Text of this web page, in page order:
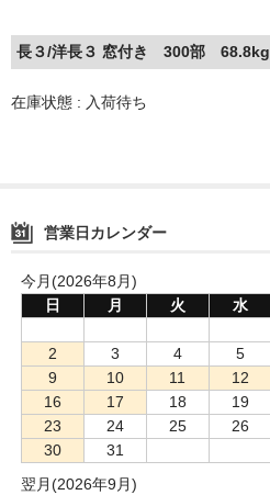
長３/洋長３ 窓付き 300部 68.8kg
在庫状態 : 入荷待ち
営業日カレンダー
今月(2026年8月)
日
月 火 水
2
3 4 5
9
10 11 12
16
17 18 19
23
24 25 26
30
31
翌月(2026年9月)